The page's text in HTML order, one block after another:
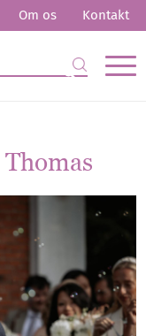
Om os Kontakt
Thomas